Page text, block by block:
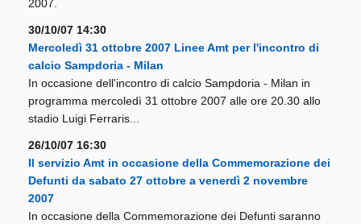
2007.
30/10/07 14:30
Mercoledì 31 ottobre 2007 Linee Amt per l'incontro di
calcio Sampdoria - Milan
In occasione dell'incontro di calcio Sampdoria - Milan in
programma mercoledì 31 ottobre 2007 alle ore 20.30 allo
stadio Luigi Ferraris...
26/10/07 16:30
Il servizio Amt in occasione della Commemorazione dei
Defunti da sabato 27 ottobre a venerdì 2 novembre
2007
In occasione della Commemorazione dei Defunti saranno